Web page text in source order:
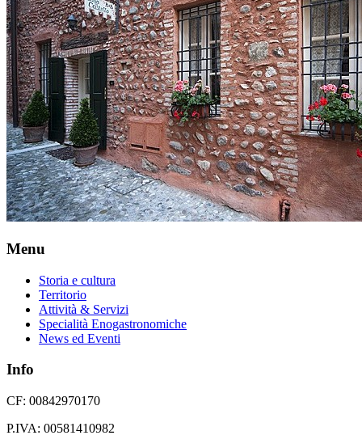
Menu
Storia e cultura
Territorio
Attività & Servizi
Specialità Enogastronomiche
News ed Eventi
Info
CF: 00842970170
P.IVA: 00581410982